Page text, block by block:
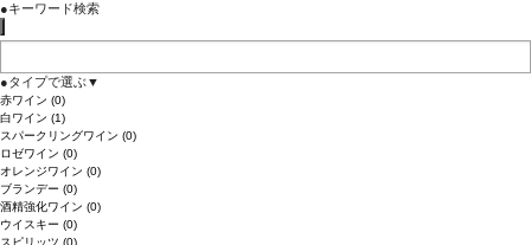
●キーワード検索
●タイプで選ぶ▼
赤ワイン (0)
白ワイン (1)
スパークリングワイン (0)
ロゼワイン (0)
オレンジワイン (0)
ブランデー (0)
酒精強化ワイン (0)
ウイスキー (0)